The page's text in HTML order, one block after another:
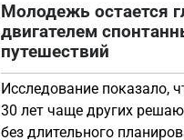
Молодежь остается
двигателем
путешествий
Исследование показало,
30 лет чаще других
без длительного